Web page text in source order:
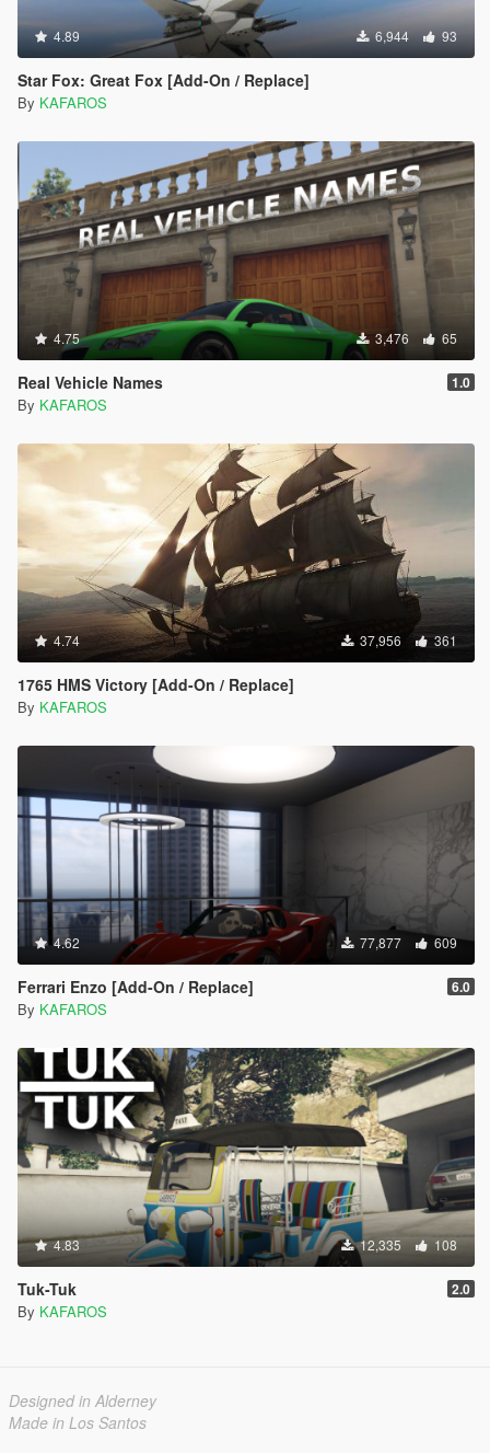
4.89 6,944 93
Star Fox: Great Fox [Add-On / Replace]
By KAFAROS
4.75 3,476 65
Real Vehicle Names 1.0
By KAFAROS
4.74 37,956 361
1765 HMS Victory [Add-On / Replace]
By KAFAROS
4.62 77,877 609
Ferrari Enzo [Add-On / Replace] 6.0
By KAFAROS
4.83 12,335 108
Tuk-Tuk 2.0
By KAFAROS
Designed in Alderney
Made in Los Santos